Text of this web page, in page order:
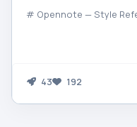
# Opennote — Style
43 192